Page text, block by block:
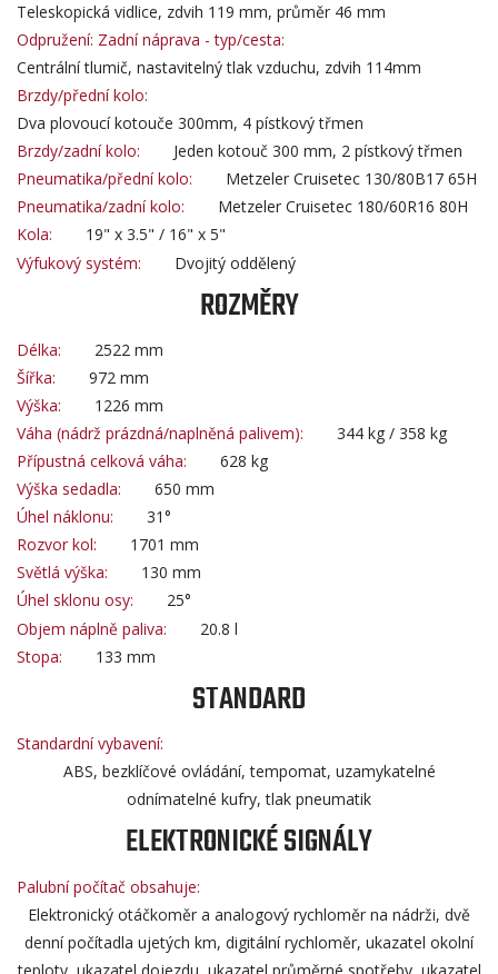
Teleskopická vidlice, zdvih 119 mm, průměr 46 mm
Odpružení: Zadní náprava - typ/cesta:
Centrální tlumič, nastavitelný tlak vzduchu, zdvih 114mm
Brzdy/přední kolo:
Dva plovoucí kotouče 300mm, 4 pístkový třmen
Brzdy/zadní kolo:
Jeden kotouč 300 mm, 2 pístkový třmen
Pneumatika/přední kolo:
Metzeler Cruisetec 130/80B17 65H
Pneumatika/zadní kolo:
Metzeler Cruisetec 180/60R16 80H
Kola:
19" x 3.5" / 16" x 5"
Výfukový systém:
Dvojitý oddělený
ROZMĚRY
Délka:
2522 mm
Šířka:
972 mm
Výška:
1226 mm
Váha (nádrž prázdná/naplněná palivem):
344 kg / 358 kg
Přípustná celková váha:
628 kg
Výška sedadla:
650 mm
Úhel náklonu:
31°
Rozvor kol:
1701 mm
Světlá výška:
130 mm
Úhel sklonu osy:
25°
Objem náplně paliva:
20.8 l
Stopa:
133 mm
STANDARD
Standardní vybavení:
ABS, bezklíčové ovládání, tempomat, uzamykatelné
odnímatelné kufry, tlak pneumatik
ELEKTRONICKÉ SIGNÁLY
Palubní počítač obsahuje:
Elektronický otáčkoměr a analogový rychloměr na nádrži, dvě
denní počítadla ujetých km, digitální rychloměr, ukazatel okolní